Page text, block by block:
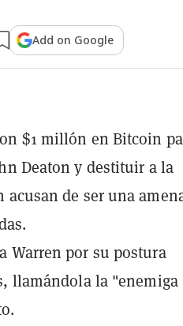
Add on Google
$1 millón en Bitcoin
Deaton y destituir a la
de ser una
Warren por su postura
llamándola la "enemiga